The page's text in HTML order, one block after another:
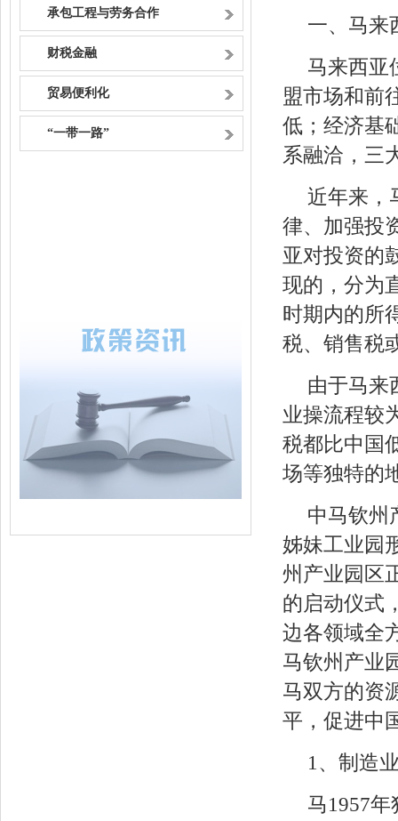
承包工程与劳务合作
财税金融
贸易便利化
“一带一路”
一、马来
马来西亚
盟市场和前
低；经济基
系融洽，三
近年来，
律、加强投
亚对投资的
现的，分为
时期内的所
税、销售税
由于马来
业操流程较
税都比中国
场等独特的
中马钦州
姊妹工业园
州产业园区
的启动仪式
边各领域全
马钦州产业
马双方的资
平，促进中
1、制造
马1957